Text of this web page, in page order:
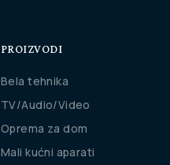
PROIZVODI
Bela tehnika
TV/Audio/Video
Oprema za dom
Mali kućni aparati